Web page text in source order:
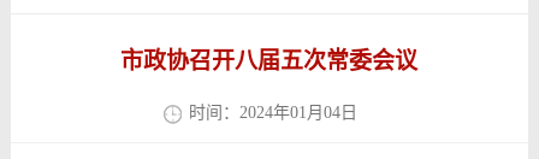
市政协召开八届五次常委会议
时间：2024年01月04日